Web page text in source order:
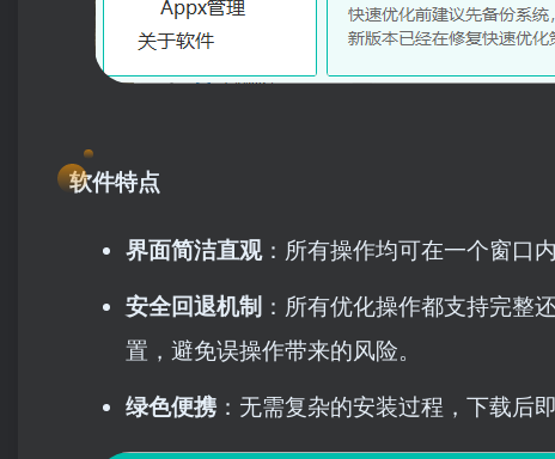
软件特点
界面简洁直观：所有操作均可在一个窗口
安全回退机制 ：所有优化操作都支持完整
置，避免误操作带来的风险。
绿色便携 ：无需复杂的安装过程，下载后